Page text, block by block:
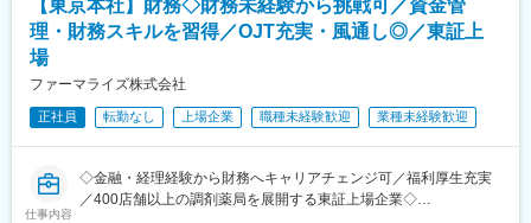
◎予実管理等の企業全般の企画業務やＭ＆Ａ業務に携わりたい
2倍程となり、規模を拡大しております。全社で組織やサービスを
作っているフェーズのため、アイデアや意見が取り入られやすい
【企業概要】
同社は全国に400店舗以上の調剤薬局を展開し、地域密着型の医
【東京本社】財務◇財務未経験から挑戦可／資金管
理・財務スキルを習得／OJT充実・風通し◎／東証上
場
ファーマライズ株式会社
正社員 転勤なし 上場企業 職種未経験歓迎 業種未経験歓迎
仕事内容
◇金融・経理経験から財務へキャリアチェンジ可／福利厚生充実
／400店舗以上の調剤薬局を展開する東証上場企業◇